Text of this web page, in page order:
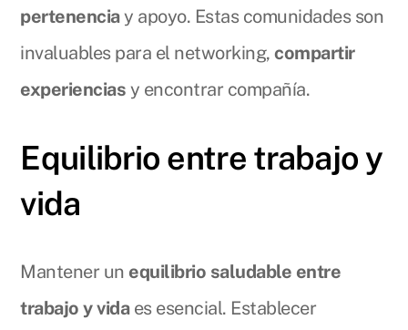
pertenenciay apoyo. Estas comunidades son
invaluables para el networking,compartir
experiencias y encontrar compañía.
Equilibrio entre trabajo y
vida
Mantener un equilibrio saludable entre
trabajo y vidaes esencial. Establecer